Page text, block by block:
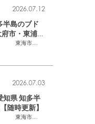
東海市
,大府市
2026.07.12
半島のブド
市・東浦町
紹介
東海市
,大府市
2026.07.03
県 知多半
随時更新】